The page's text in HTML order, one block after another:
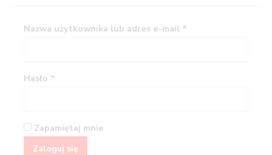
Nazwa użytkownika lub adres e-mail *
Hasło *
Zapamiętaj mnie
Zaloguj się